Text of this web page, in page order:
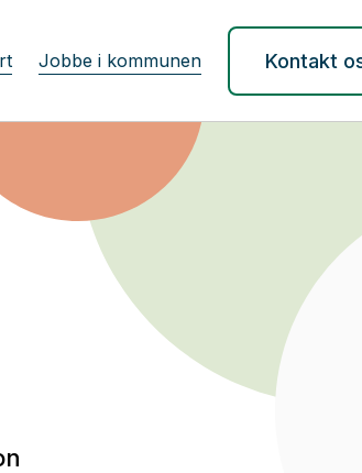
Jobbe i kommunen Kontakt